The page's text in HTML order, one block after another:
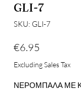
GLI-7
SKU: GLI-7
€6.95
Excluding Sales Tax
ΝΕΡΟΜΠΑΛΑ ΜΕ